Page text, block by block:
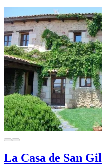
La Casa de San Gil